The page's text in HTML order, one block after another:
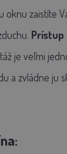
oknu zaistíte
Prístup
je veľmi
a zvládne ju